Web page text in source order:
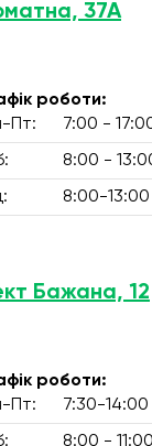
37А
роботи:
Пт:
7:00 -
8:00 -
8:00-13:00
Бажана, 12
роботи:
Пт:
7:30-14:00
8:00 - 11:00